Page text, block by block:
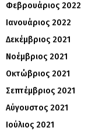
Φεβρουάριος 2022
Ιανουάριος 2022
Δεκέμβριος 2021
Νοέμβριος 2021
Οκτώβριος 2021
Σεπτέμβριος 2021
Αύγουστος 2021
Ιούλιος 2021